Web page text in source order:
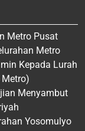
Metro Pusat
Metro
Kepada Lurah
Menyambut
Yosomulyo